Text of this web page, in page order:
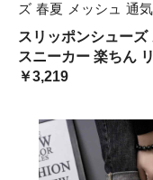
ズ 春夏 メッシュ 通
ックス 柔らかい 快適
ない トレーニング ジ
ィットネス 運動靴 男
ブラック ベージュ シ
スリッポンシューズ
スニーカー 楽ちん
クス 休日 オフモード
生地 疲れにくい クッ
ンソール 散歩 走りや
￥3,219